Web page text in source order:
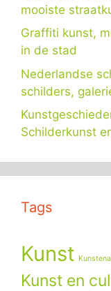
mooiste
Graffiti kunst,
in de stad
Nederlandse
schilders,
Schilderkunst
Tags
Kunst
Kunst en